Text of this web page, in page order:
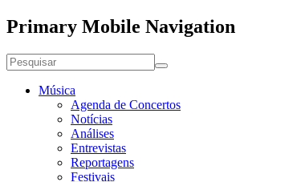
Primary Mobile Navigation
Música
Agenda de Concertos
Notícias
Análises
Entrevistas
Reportagens
Festivais